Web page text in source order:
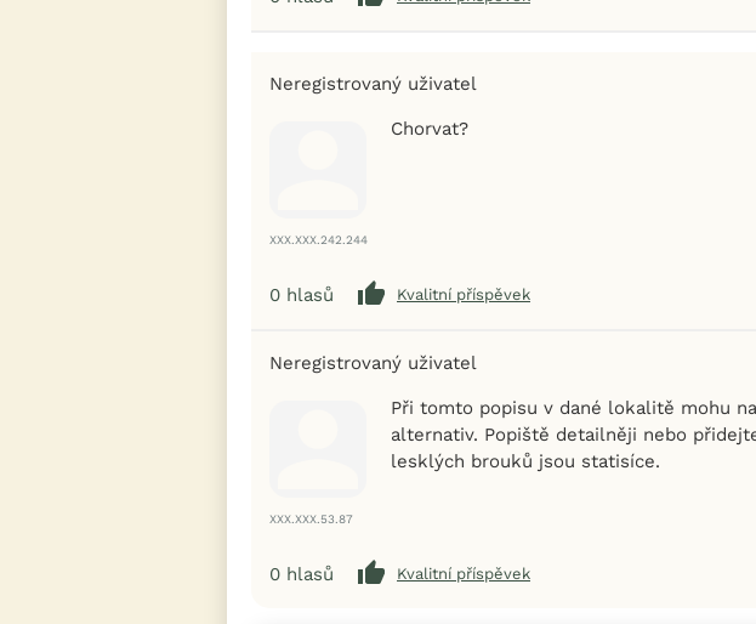
Neregistrovaný uživatel
XXX.XXX.242.244
Chorvat?
0 hlasů Kvalitní příspěvek
Neregistrovaný uživatel
XXX.XXX.53.87
Při tomto popisu v dané lokalitě mohu
alternativ. Popiště detailněji nebo
lesklých brouků jsou statisíce.
0 hlasů Kvalitní příspěvek